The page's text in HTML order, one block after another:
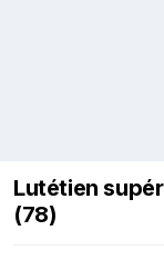
Lutétien
(78)